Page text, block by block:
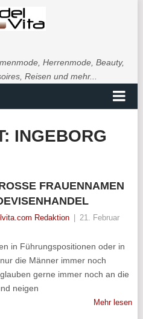
Herrenmode, Beauty,
Reisen und mehr...
INGEBORG
FRAUENNAMEN I
Redaktion
21. Februar
in Führungspositionen oder in
die Männer immer noch
gerne immer noch an die
neigen
Mehr lesen